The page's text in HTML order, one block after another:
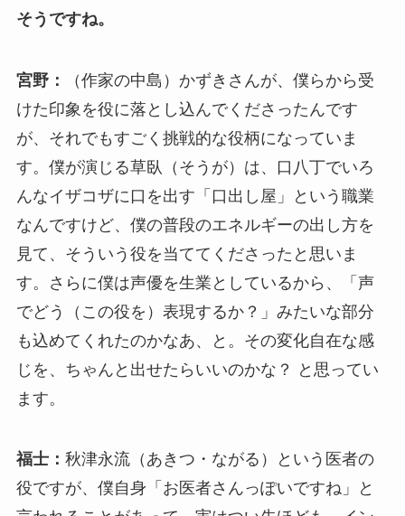
そうですね。
宮野：
（作家の中島）かずきさんが、僕らから受
けた印象を役に落とし込んでくださったんです
が、それでもすごく挑戦的な役柄になっていま
す。僕が演じる草臥（そうが）は、口八丁でいろ
んなイザコザに口を出す「口出し屋」という職業
なんですけど、僕の普段のエネルギーの出し方を
見て、そういう役を当ててくださったと思いま
す。さらに僕は声優を生業としているから、「声
でどう（この役を）表現するか？」みたいな部分
も込めてくれたのかなあ、と。その変化自在な感
じを、ちゃんと出せたらいいのかな？ と思ってい
ます。
福士： 秋津永流（あきつ・ながる）という医者の
役ですが、僕自身「お医者さんっぽいですね」と